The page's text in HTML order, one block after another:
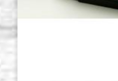
Pinceau Stradivarius Rond Pointe